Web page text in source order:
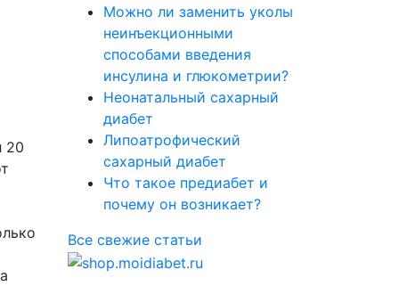
20
Можно ли заменить уколы
неинъекционными
способами введения
инсулина и глюкометрии?
Неонатальный сахарный
диабет
Липоатрофический
сахарный диабет
Что такое предиабет и
почему он возникает?
Все свежие статьи